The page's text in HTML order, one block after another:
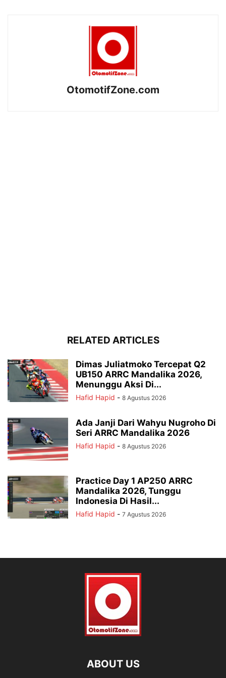
OtomotifZone.com
RELATED ARTICLES
Dimas Juliatmoko Tercepat Q2
UB150 ARRC Mandalika 2026,
Menunggu Aksi Di...
Hafid Hapid - 8 Agustus 2026
Ada Janji Dari Wahyu Nugroho Di
Seri ARRC Mandalika 2026
Hafid Hapid - 8 Agustus 2026
Practice Day 1 AP250 ARRC
Mandalika 2026, Tunggu
Indonesia Di Hasil...
Hafid Hapid - 7 Agustus 2026
ABOUT US